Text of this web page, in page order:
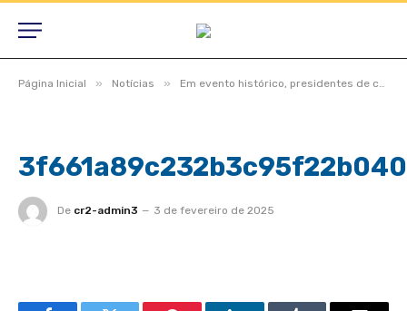
Página Inicial » Notícias » Em evento histórico, presidentes de câmaras lotam auditório do TCE-MT para primeira edição do Interage 2023
De cr2-admin3 3 de fevereiro de 2025